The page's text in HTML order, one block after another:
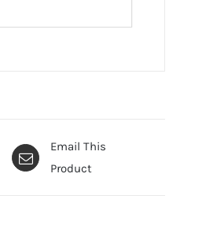
Email This
Product